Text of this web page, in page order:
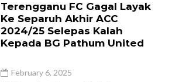
Terengganu FC Gagal Layak
Ke Separuh Akhir ACC
2024/25 Selepas Kalah
Kepada BG Pathum United
February 6, 2025